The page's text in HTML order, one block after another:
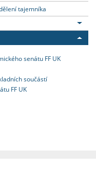
tajemníka
senátu FF UK
součástí
FF UK